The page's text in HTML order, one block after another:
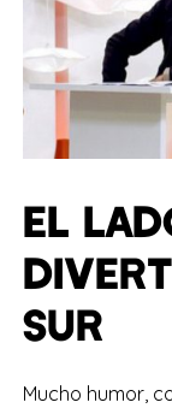
EL
SUR
Mucho humor,